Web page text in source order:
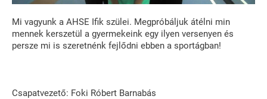
Mi vagyunk a AHSE Ifik szülei. Megpróbáljuk átélni min
mennek kerszetül a gyermekeink egy ilyen versenyen és
persze mi is szeretnénk fejlődni ebben a sportágban!
Csapatvezető: Foki Róbert Barnabás